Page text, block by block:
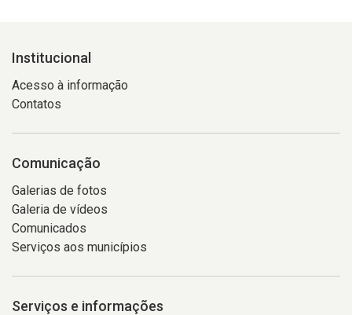
Institucional
Acesso à informação
Contatos
Comunicação
Galerias de fotos
Galeria de vídeos
Comunicados
Serviços aos municípios
Serviços e informações